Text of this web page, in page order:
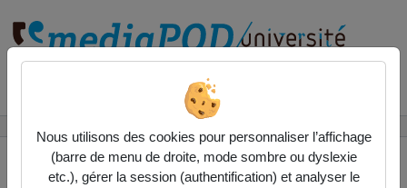
Nous utilisons des cookies pour personnaliser l’affichage
(barre de menu de droite, mode sombre ou dyslexie
etc.), gérer la session (authentification) et analyser le